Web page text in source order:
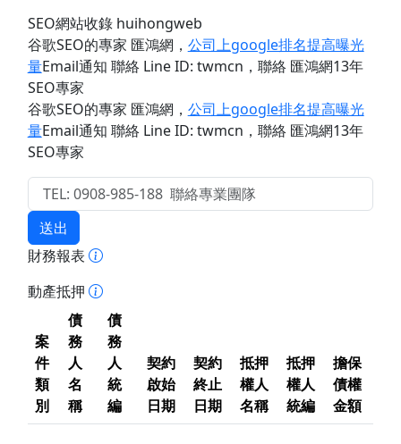
SEO網站收錄 huihongweb
谷歌SEO的專家 匯鴻網 ， 公司上google排名提高曝光
量Email通知 聯絡 Line ID: twmcn ，聯絡 匯鴻網13年
SEO專家
谷歌SEO的專家 匯鴻網 ， 公司上google排名提高曝光
量Email通知 聯絡 Line ID: twmcn ，聯絡 匯鴻網13年
SEO專家
送出
財務報表
動產抵押
案
件
類
別
債
務
人
名
稱
債
務
人
統
編
契約
啟始
日期
契約
終止
日期
抵押
權人
名稱
抵押
權人
統編
擔保
債權
金額